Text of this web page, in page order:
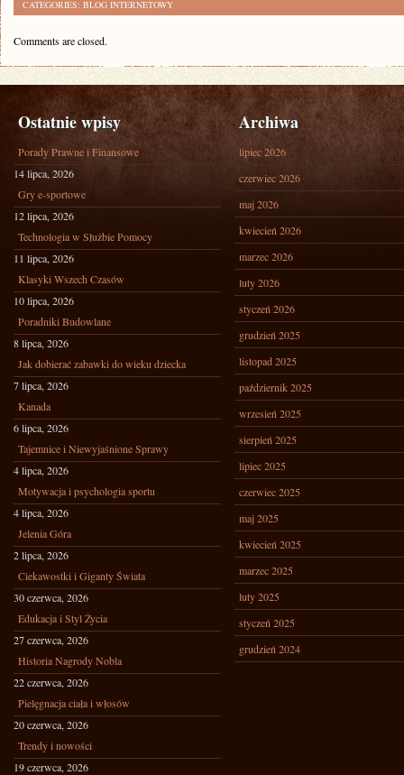
CATEGORIES: BLOG INTERNETOWY
Comments are closed.
Ostatnie wpisy
Porady Prawne i Finansowe
14 lipca, 2026
Gry e-sportowe
12 lipca, 2026
Technologia w Służbie Pomocy
11 lipca, 2026
Klasyki Wszech Czasów
10 lipca, 2026
Poradniki Budowlane
8 lipca, 2026
Jak dobierać zabawki do wieku dziecka
7 lipca, 2026
Kanada
6 lipca, 2026
Tajemnice i Niewyjaśnione Sprawy
4 lipca, 2026
Motywacja i psychologia sportu
4 lipca, 2026
Jelenia Góra
2 lipca, 2026
Ciekawostki i Giganty Świata
30 czerwca, 2026
Edukacja i Styl Życia
27 czerwca, 2026
Historia Nagrody Nobla
22 czerwca, 2026
Pielęgnacja ciała i włosów
20 czerwca, 2026
Trendy i nowości
19 czerwca, 2026
Archiwa
lipiec 2026
czerwiec 2026
maj 2026
kwiecień 2026
marzec 2026
luty 2026
styczeń 2026
grudzień 2025
listopad 2025
październik 2025
wrzesień 2025
sierpień 2025
lipiec 2025
czerwiec 2025
maj 2025
kwiecień 2025
marzec 2025
luty 2025
styczeń 2025
grudzień 2024